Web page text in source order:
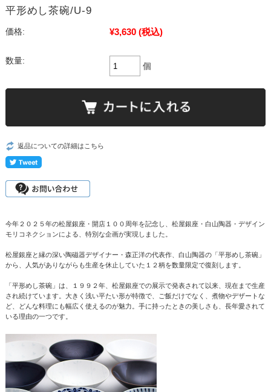
平形めし茶碗/U-9
価格: ¥3,630 (税込)
数量:
個
返品についての詳細はこちら
今年２０２５年の松屋銀座・開店１００周年を記念し、松屋銀座・白山陶器・デザイン
モリコネクションによる、特別な企画が実現しました。
松屋銀座と縁の深い陶磁器デザイナー・森正洋の代表作、白山陶器の「平形めし茶碗」
から、人気がありながらも生産を休止していた１２柄を数量限定で復刻します。
「平形めし茶碗」は、１９９２年、松屋銀座での展示で発表されて以来、現在まで生産
され続けています。大きく浅い平たい形が特徴で、ご飯だけでなく、煮物やデザートな
ど、どんな料理にも幅広く使えるのが魅力。手に持ったときの美しさも、長年愛されて
いる理由の一つです。